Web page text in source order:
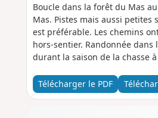
Boucle dans la forêt du Mas
Mas. Pistes mais aussi petites
est préférable. Les chemins
hors-sentier. Randonnée
durant la saison de la chasse
Télécharger le PDF